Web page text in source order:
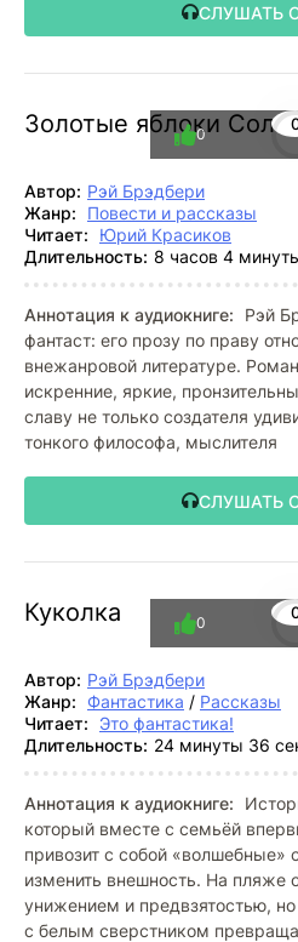
СЛУШАТЬ
Золотые яблоки
0
Автор: Рэй Брэдбери
Жанр:
Повести и рассказы
Читает:
Юрий Красиков
Длительность: 8 часов 4
Аннотация к аудиокниге:
Рэй
фантаст: его прозу по праву
внежанровой литературе.
искренние, яркие,
славу не только создателя
тонкого философа, мыслителя
СЛУШАТЬ
Куколка 0
Автор: Рэй Брэдбери
Жанр:
Фантастика / Рассказы
Читает:
Это фантастика!
Длительность: 24 минуты 36
Аннотация к аудиокниге:
который вместе с семьёй
привозит с собой
изменить внешность. На пляже
унижением и предвзятостью,
с белым сверстником